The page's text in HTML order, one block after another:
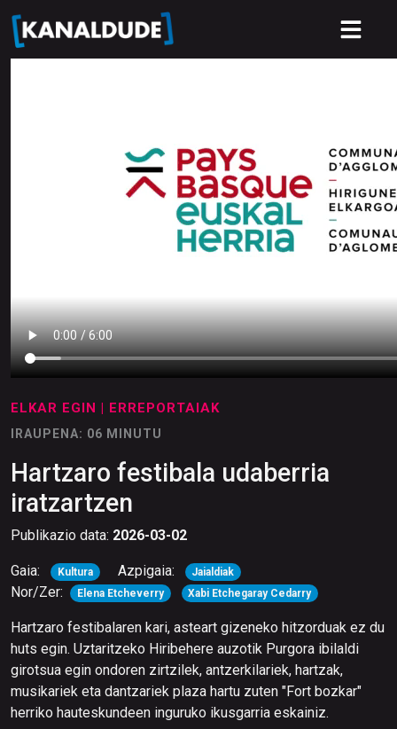
ELKAR EGIN | ERREPORTAIAK
IRAUPENA: 06 MINUTU
Hartzaro festibala udaberria
iratzartzen
Publikazio data: 2026-03-02
Gaia: Kultura Azpigaia: Jaialdiak
Nor/Zer: Elena Etcheverry Xabi Etchegaray Cedarry
Hartzaro festibalaren kari, asteart gizeneko hitzorduak ez du
huts egin. Uztaritzeko Hiribehere auzotik Purgora ibilaldi
girotsua egin ondoren zirtzilek, antzerkilariek, hartzak,
musikariek eta dantzariek plaza hartu zuten "Fort bozkar"
herriko hauteskundeen inguruko ikusgarria eskainiz.